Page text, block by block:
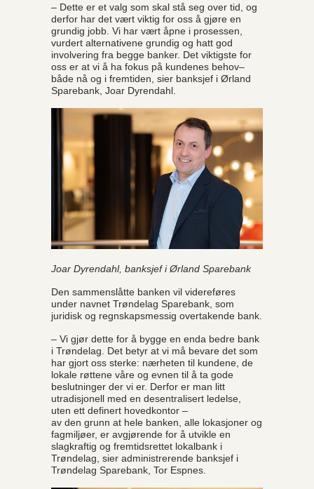
– Dette er et valg som skal stå seg over tid, og
derfor har det vært viktig for oss å gjøre en
grundig jobb. Vi har vært åpne i prosessen,
vurdert alternativene grundig og hatt god
involvering fra begge banker. Det viktigste for
oss er at vi å ha fokus på kundenes behov–
både nå og i fremtiden, sier banksjef i Ørland
Sparebank, Joar Dyrendahl.
Joar Dyrendahl, banksjef i Ørland Sparebank
Den sammenslåtte banken vil videreføres
under navnet Trøndelag Sparebank, som
juridisk og regnskapsmessig overtakende bank.
– Vi gjør dette for å bygge en enda bedre bank
i Trøndelag. Det betyr at vi må bevare det som
har gjort oss sterke: nærheten til kundene, de
lokale røttene våre og evnen til å ta gode
beslutninger der vi er. Derfor er man litt
utradisjonell med en desentralisert ledelse,
uten ett definert hovedkontor –
av den grunn at hele banken, alle lokasjoner og
fagmiljøer, er avgjørende for å utvikle en
slagkraftig og fremtidsrettet lokalbank i
Trøndelag, sier administrerende banksjef i
Trøndelag Sparebank, Tor Espnes.